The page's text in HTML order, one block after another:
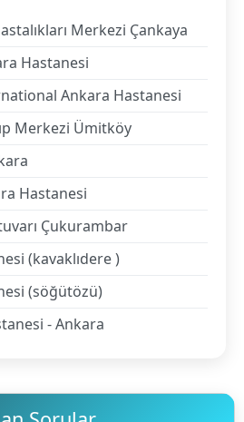
Merkezi Çankaya
Hastanesi
Ankara Hastanesi
Merkezi Ümitköy
Hastanesi
Çukurambar
(kavaklıdere )
(söğütözü)
- Ankara